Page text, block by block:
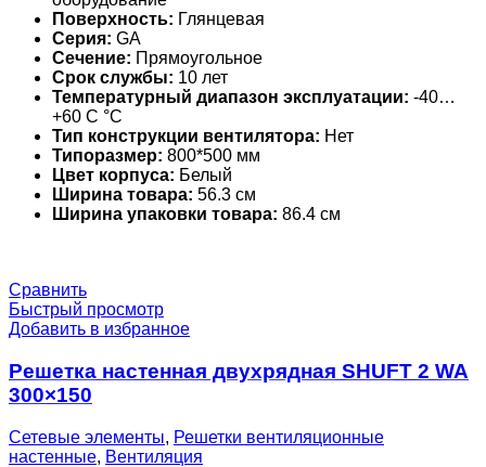
Поверхность: Глянцевая
Серия: GA
Сечение: Прямоугольное
Срок службы: 10 лет
Температурный диапазон эксплуатации: -40…
+60 С °С
Тип конструкции вентилятора: Нет
Типоразмер: 800*500 мм
Цвет корпуса: Белый
Ширина товара: 56.3 см
Ширина упаковки товара: 86.4 см
Сравнить
Быстрый просмотр
Добавить в избранное
Решетка настенная двухрядная SHUFT 2 WA
300×150
Сетевые элементы, Решетки вентиляционные
настенные, Вентиляция